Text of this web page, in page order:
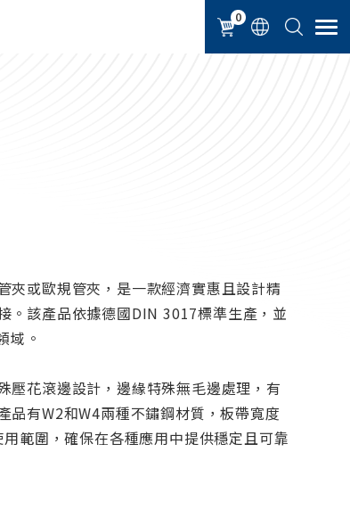
0
夾或歐規管夾，是一款經濟實惠且設計精
。該產品依據德國DIN 3017標準生產，並
域。
壓花滾邊設計，邊緣特殊無毛邊處理，有
品有W2和W4兩種不鏽鋼材質，板帶寬度
範圍，確保在各種應用中提供穩定且可靠